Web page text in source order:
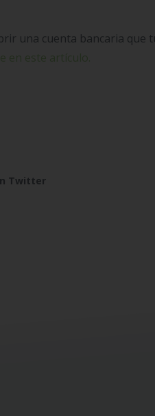
una cuenta bancaria que
Twitter